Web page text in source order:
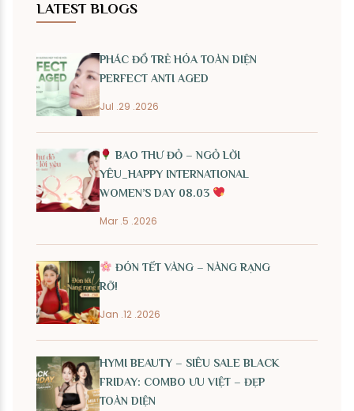
LATEST BLOGS
PHÁC ĐỒ TRẺ HÓA TOÀN DIỆN
PERFECT ANTI AGED
Jul .29 .2026
BAO THƯ ĐỎ – NGỎ LỜI
YÊU_HAPPY INTERNATIONAL
WOMEN’S DAY 08.03
Mar .5 .2026
ĐÓN TẾT VÀNG – NÀNG RẠNG
RỠ!
Jan .12 .2026
HYMI BEAUTY – SIÊU SALE BLACK
FRIDAY: COMBO ƯU VIỆT – ĐẸP
TOÀN DIỆN